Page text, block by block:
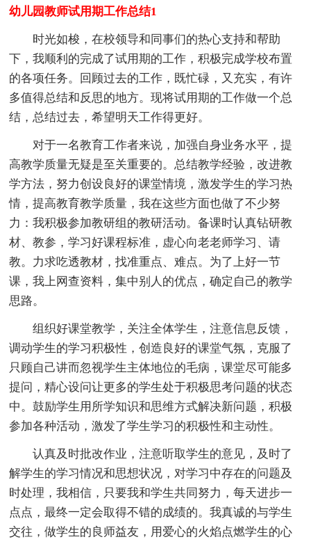
幼儿园教师试用期工作总结1
时光如梭，在校领导和同事们的热心支持和帮助
下，我顺利的完成了试用期的工作，积极完成学校布置
的各项任务。回顾过去的工作，既忙碌，又充实，有许
多值得总结和反思的地方。现将试用期的工作做一个总
结，总结过去，希望明天工作得更好。
对于一名教育工作者来说，加强自身业务水平，提
高教学质量无疑是至关重要的。总结教学经验，改进教
学方法，努力创设良好的课堂情境，激发学生的学习热
情，提高教育教学质量，我在这些方面也做了不少努
力：我积极参加教研组的教研活动。备课时认真钻研教
材、教参，学习好课程标准，虚心向老老师学习、请
教。力求吃透教材，找准重点、难点。为了上好一节
课，我上网查资料，集中别人的优点，确定自己的教学
思路。
组织好课堂教学，关注全体学生，注意信息反馈，
调动学生的学习积极性，创造良好的课堂气氛，克服了
只顾自己讲而忽视学生主体地位的毛病，课堂尽可能多
提问，精心设问让更多的学生处于积极思考问题的状态
中。鼓励学生用所学知识和思维方式解决新问题，积极
参加各种活动，激发了学生学习的积极性和主动性。
认真及时批改作业，注意听取学生的意见，及时了
解学生的学习情况和思想状况，对学习中存在的问题及
时处理，我相信，只要我和学生共同努力，每天进步一
点点，最终一定会取得不错的成绩的。我真诚的与学生
交往，做学生的良师益友，用爱心的火焰点燃学生的心